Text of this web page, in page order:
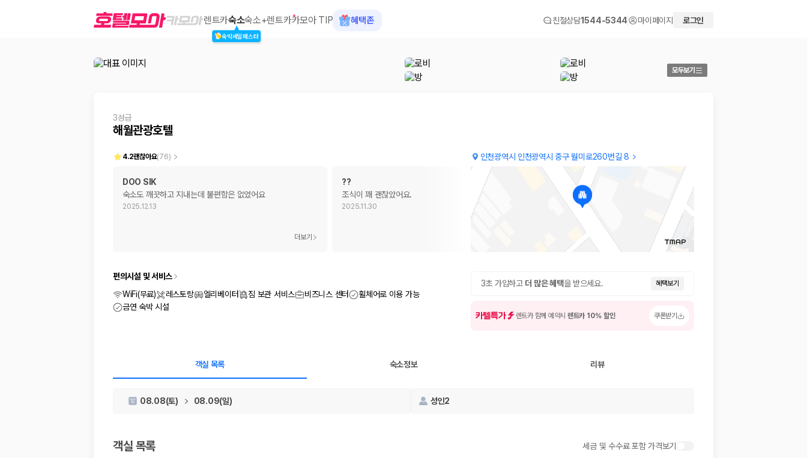
해월관광호텔
제주렌트카 가격비교는 카모아에서 한 번에
제주도 렌트카는 업체마다 차량 가격, 보험 조건, 면책금, 보상 한도, 인수 장소, 취소 규정이 다릅니다. 카모아는 여러 제주 렌트카 업체의 조건을 한 화면에서 비교해 사용자가 자신의 일정과 예산에 맞는 차량을 선택할 수 있도
경차, 소형, 준중형, 중형, SUV, 승합차 등 여행 인원에 맞는 차종별 가격을 비교합니다.
일반자차, 완전자차, 슈퍼자차의 면책금과 보상 한도를 비교합니다.
제주공항 인수 조건 비교:셔틀 이동, 인수 위치, 반납 편의성을 함께 확인합니다.
비교 후 원하는 차량을 바로 예약할 수 있습니다.
1. 단순 최저가가 아니라 실제 결제 조건을 비교하세요
제주렌트카 최저가는 차량 기본요금만으로 판단하기 어렵습니다. 보험 포함 여부, 면책금, 보상 한도, 옵션 비용, 취소 수수료를 함께 확인해야 실제로 저렴한 차량을 고를 수 있습니다.
완전자차와 슈퍼자차는 업체별 보장 범위가 다를 수 있습니다. 카모아에서는 제주 렌트카 가격과 함께 보험 조건을 비교해 여행 스타일에 맞는 보장 수준을 선택할 수 있습니다.
렌트카숙소
숙박세일페스타
숙소+렌트카카모아 TIP 혜택존 친절상담1544-5344 마이페이지 로그인
모두보기
3성급
해월관광호텔
인천광역시 인천광역시 중구 월미로260번길 8
4.2괜찮아요(76)
DOO SIK
숙소도 깨끗하고 지내는데 불편함은 없었어요
2025.12.13
더보기
??
조식이 꽤 괜찮았어요.
2025.11.30
HYE SOOK
I caught 6 mosquitoes, but I couldn't sleep
2024.10.09
3초 가입하고 더 많은 혜택을 받으세요. 혜택보기
카텔특가 렌트카 함께 예약시 렌트카 10% 할인 쿠폰받기
편의시설 및 서비스
WiFi(무료)
레스토랑 엘리베이터 짐 보관 서비스 비즈니스 센터
휠체어로 이용 가능
금연 숙박 시설
객실 목록 숙소정보 리뷰
08.08(토) 08.09(일) 성인2
객실 목록 세금 및 수수료 포함 가격보기